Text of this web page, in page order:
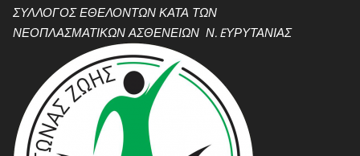
ΣΥΛΛΟΓΟΣ ΕΘΕΛΟΝΤΩΝ ΚΑΤΑ ΤΩΝ
ΝΕΟΠΛΑΣΜΑΤΙΚΩΝ ΑΣΘΕΝΕΙΩΝ Ν. EΥΡΥΤΑΝΙΑΣ